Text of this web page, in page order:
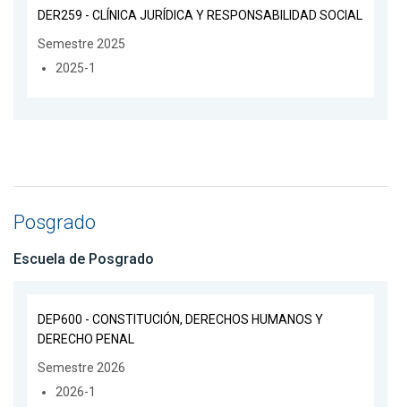
DER259 - CLÍNICA JURÍDICA Y RESPONSABILIDAD SOCIAL
Semestre 2025
2025-1
Posgrado
Escuela de Posgrado
DEP600 - CONSTITUCIÓN, DERECHOS HUMANOS Y
DERECHO PENAL
Semestre 2026
2026-1